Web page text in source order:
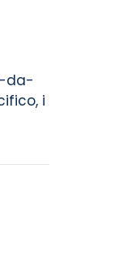
da-
i